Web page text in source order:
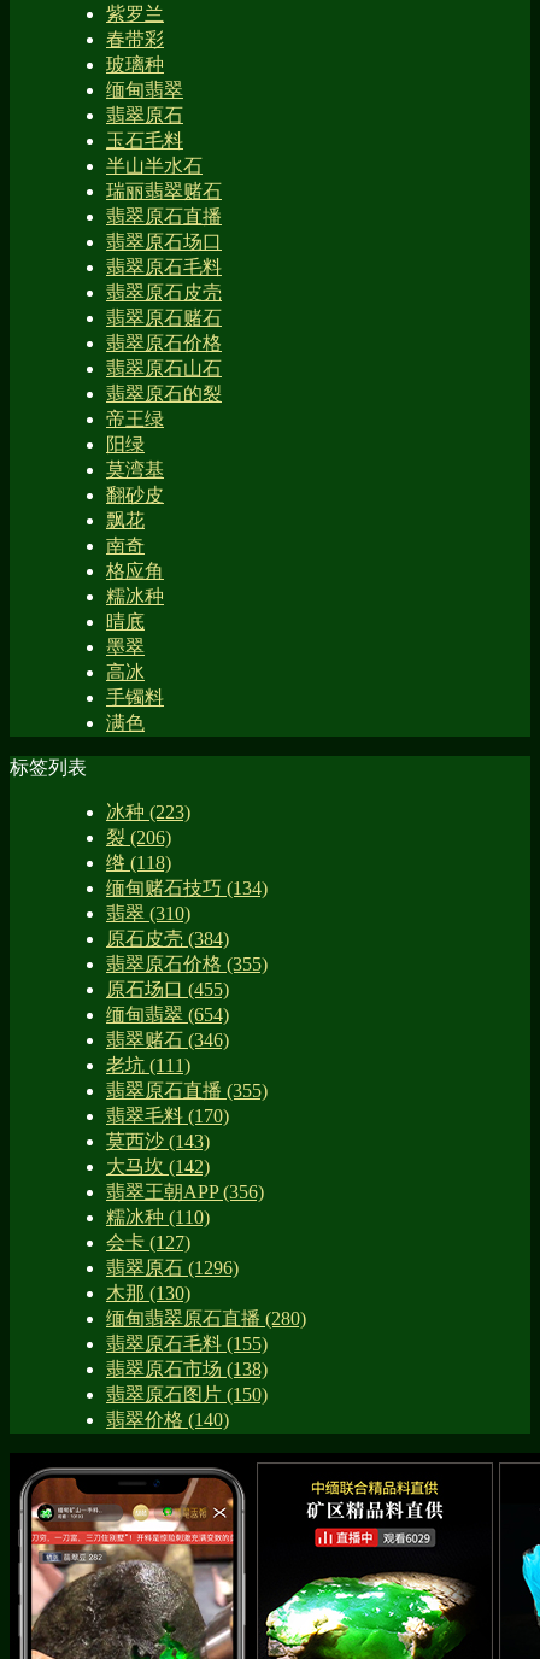
紫罗兰
春带彩
玻璃种
缅甸翡翠
翡翠原石
玉石毛料
半山半水石
瑞丽翡翠赌石
翡翠原石直播
翡翠原石场口
翡翠原石毛料
翡翠原石皮壳
翡翠原石赌石
翡翠原石价格
翡翠原石山石
翡翠原石的裂
帝王绿
阳绿
莫湾基
翻砂皮
飘花
南奇
格应角
糯冰种
晴底
墨翠
高冰
手镯料
满色
标签列表
冰种 (223)
裂 (206)
绺 (118)
缅甸赌石技巧 (134)
翡翠 (310)
原石皮壳 (384)
翡翠原石价格 (355)
原石场口 (455)
缅甸翡翠 (654)
翡翠赌石 (346)
老坑 (111)
翡翠原石直播 (355)
翡翠毛料 (170)
莫西沙 (143)
大马坎 (142)
翡翠王朝APP(356)
糯冰种 (110)
会卡 (127)
翡翠原石 (1296)
木那 (130)
缅甸翡翠原石直播 (280)
翡翠原石毛料 (155)
翡翠原石市场 (138)
翡翠原石图片 (150)
翡翠价格 (140)